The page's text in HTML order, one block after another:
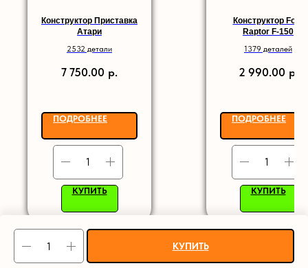
КУПИТЬ
Конструктор Приставка
Атари
2532 детали
7 750.00 р.
ПОДРОБНЕЕ
КУПИТЬ
Конструктор Ford
Raptor F-150
1379 деталей
2 990.00 р.
ПОДРОБНЕЕ
КУПИТЬ